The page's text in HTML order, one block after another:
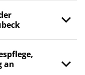
an